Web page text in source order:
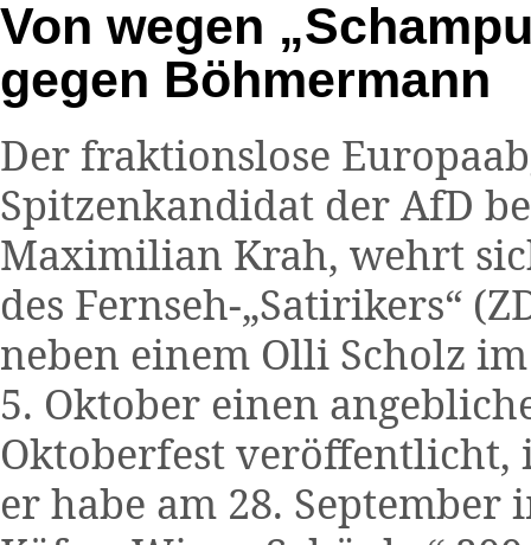
Von wegen
gegen Böhmermann
Der fraktionslose
Spitzenkandidat der AfD
Maximilian Krah, wehrt
des Fernseh-„Satirikers“
neben einem Olli Scholz
5. Oktober einen
Oktoberfest
er habe am 28.